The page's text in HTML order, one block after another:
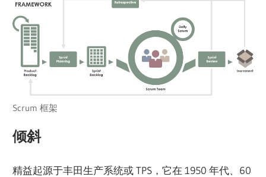
Scrum 框架
倾斜
精益起源于丰田生产系统或 TPS，它在 1950 年代、60